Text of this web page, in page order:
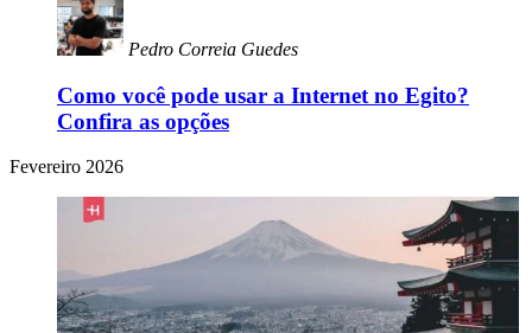
Pedro Correia Guedes
Como você pode usar a Internet no Egito?
Confira as opções
Fevereiro 2026